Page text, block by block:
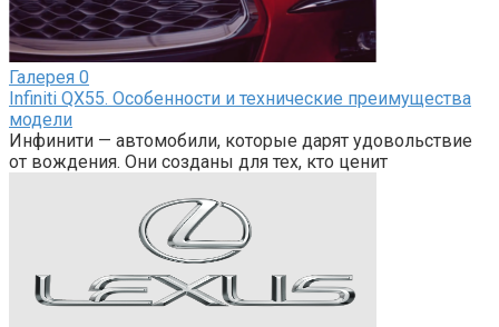
Галерея 0
Infiniti QX55. Особенности и технические преимущества
модели
Инфинити — автомобили, которые дарят удовольствие
от вождения. Они созданы для тех, кто ценит